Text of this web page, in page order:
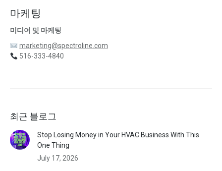
마케팅
미디어 및 마케팅
marketing@spectroline.com
516-333-4840
최근 블로그
Stop Losing Money in Your HVAC Business With This
One Thing
July 17, 2026